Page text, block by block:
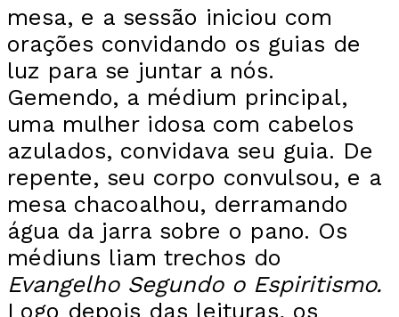
mesa, e a sessão iniciou com
orações convidando os guias de
luz para se juntar a nós.
Gemendo, a médium principal,
uma mulher idosa com cabelos
azulados, convidava seu guia. De
repente, seu corpo convulsou, e a
mesa chacoalhou, derramando
água da jarra sobre o pano. Os
médiuns liam trechos do
Evangelho Segundo o Espiritismo.
Logo depois das leituras, os